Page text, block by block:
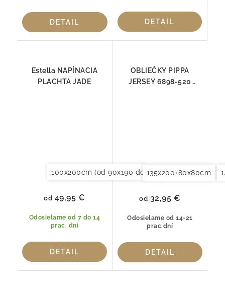
DETAIL DETAIL
Estella NAPÍNACIA
PLACHTA JADE
100x200cm (od 90x190 do 120x220cm)
Odosielame od 7 do 14
prac. dní
od 49,95 €
DETAIL
OBLIEČKY PIPPA
JERSEY 6898-520
135x200+80x80cm
Odosielame od 14-21
prac.dní
od 32,95 €
DETAIL